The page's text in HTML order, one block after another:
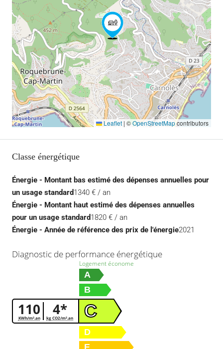
Leaflet | ©OpenStreetMapcontributors
Classe énergétique
Énergie - Montant bas estimé des dépenses annuelles pour
un usage standard1340 € / an
Énergie - Montant haut estimé des dépenses annuelles
pour un usage standard1820 € / an
Énergie - Année de référence des prix de l'énergie2021
Diagnostic de performance énergétique
110
KWh/m².an 4*
kg CO2/m².an
Logement économe
A
B
C
D